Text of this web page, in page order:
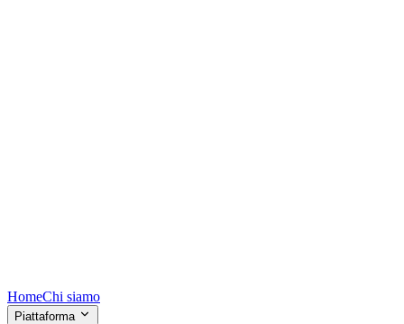
HomeChi siamo
Piattaforma